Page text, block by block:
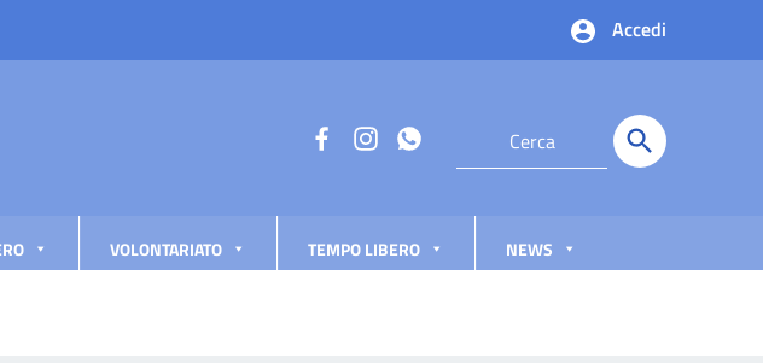
Accedi
VOLONTARIATO TEMPO LIBERO NEWS